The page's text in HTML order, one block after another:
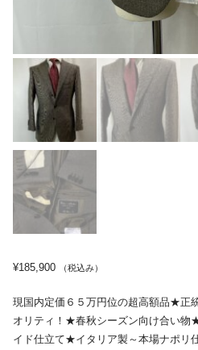
¥185,900 （税込み）
現国内定価６５万円位の超高額品★正
オリティ！★春秋シーズン向け合い物
イド仕立て★イタリア製～本場ナポリ